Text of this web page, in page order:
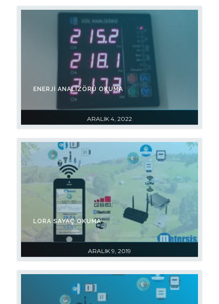
ARALIK 4, 2022
ENERJI ANALIZÖRÜ OKUMA
ARALIK 9, 2019
LORA SAYAÇ OKUMA